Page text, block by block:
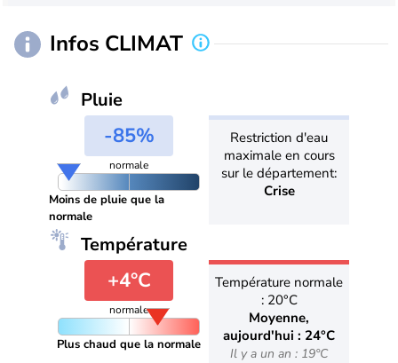
Infos CLIMAT
Pluie
-85%
normale
Moins de pluie que la
normale
Restriction d'eau
maximale en cours
sur le département:
Crise
Température
+4°C
normale
Plus chaud que la normale
Température normale
: 20°C
Moyenne,
aujourd'hui : 24°C
Il y a un an : 19°C